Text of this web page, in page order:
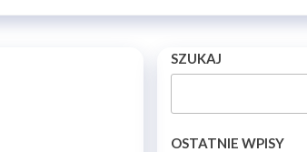
SZUKAJ
OSTATNIE WPISY